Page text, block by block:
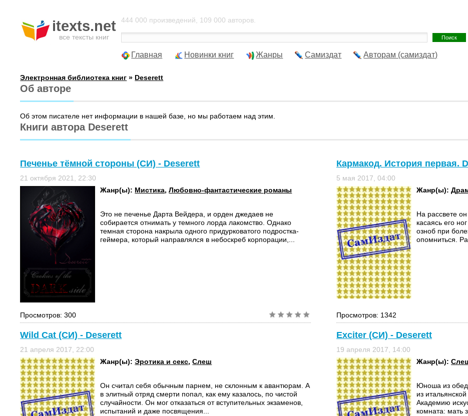
itexts.net
все тексты книг
444 000 произведений, 109 000 авторов.
Главная Новинки книг Жанры Самиздат Авторам (самиздат)
Электронная библиотека книг » Deserett
Об авторе
Об этом писателе нет информации в нашей базе, но мы работаем над этим.
Книги автора Deserett
Печенье тёмной стороны (СИ) - Deserett
21 октября 2021, 22:30
Жанр(ы): Мистика,Любовно-фантастические романы
Это не печенье Дарта Вейдера, и орден джедаев не
собирается отнимать у темного лорда лакомство. Однако
темная сторона накрыла одного придурковатого подростка-
геймера, который направлялся в небоскреб корпорации,...
Просмотров: 300
Кармакод. История первая.
5 мая 2017, 04:00
Жанр(ы):
На рассвете
касаясь его
озноб при
опомниться.
Просмотров: 1342
Wild Cat (СИ) - Deserett
21 апреля 2017, 22:00
Жанр(ы):Эротика и секс,Слеш
Он считал себя обычным парнем, не склонным к авантюрам. А
в элитный отряд смерти попал, как ему казалось, по чистой
случайности. Он мог отказаться от вступительных экзаменов,
испытаний и даже посвящения...
Exciter (СИ) - Deserett
19 апреля 2017, 14:00
Жанр(ы):
Юноша из
из
Академию
комната: мать